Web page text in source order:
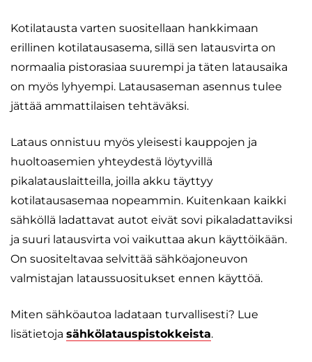
Kotilatausta varten suositellaan hankkimaan
erillinen kotilatausasema, sillä sen latausvirta on
normaalia pistorasiaa suurempi ja täten latausaika
on myös lyhyempi. Latausaseman asennus tulee
jättää ammattilaisen tehtäväksi.
Lataus onnistuu myös yleisesti kauppojen ja
huoltoasemien yhteydestä löytyvillä
pikalatauslaitteilla, joilla akku täyttyy
kotilatausasemaa nopeammin. Kuitenkaan kaikki
sähköllä ladattavat autot eivät sovi pikaladattaviksi
ja suuri latausvirta voi vaikuttaa akun käyttöikään.
On suositeltavaa selvittää sähköajoneuvon
valmistajan lataussuositukset ennen käyttöä.
Miten sähköautoa ladataan turvallisesti? Lue
lisätietoja sähkölatauspistokkeista.